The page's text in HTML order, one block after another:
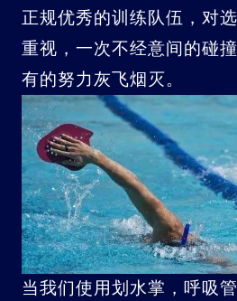
正规优秀的训练队伍，对
重视，一次不经意间的碰
有的努力灰飞烟灭。
当我们使用划水掌，呼吸